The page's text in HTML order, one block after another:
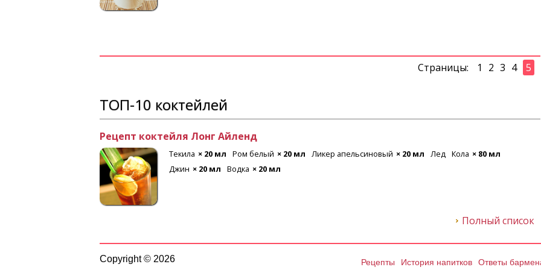
Страницы: 1 2 3 4 5
ТОП-10 коктейлей
Рецепт коктейля Лонг Айленд
Текила × 20 мл Ром белый × 20 мл Ликер апельсиновый × 20 мл Лед Кола × 80 мл
Джин × 20 мл Водка × 20 мл
Полный список
Copyright © 2026 Рецепты История напитков Ответы